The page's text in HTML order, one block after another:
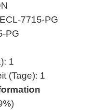
7715-PG
PG
1
(Tage): 1